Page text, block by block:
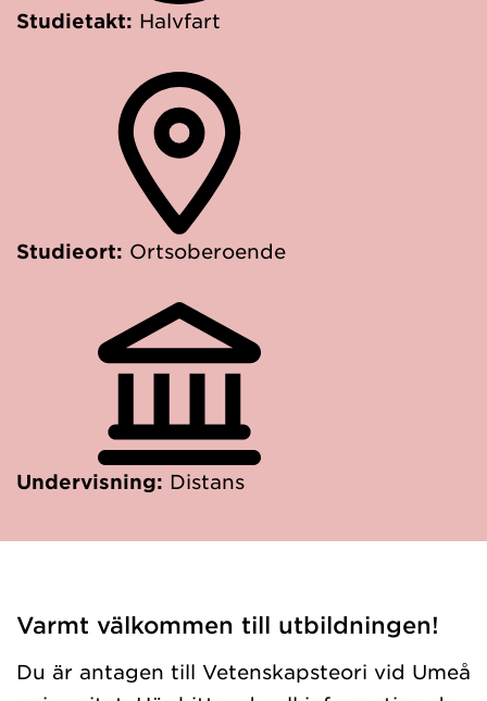
Studietakt: Halvfart
Studieort: Ortsoberoende
Undervisning: Distans
Varmt välkommen till utbildningen!
Du är antagen till Vetenskapsteori vid Umeå